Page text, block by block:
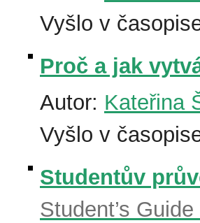
Vyšlo v
Proč a jak
Autor: Kateřina
Vyšlo v
Studentův
Student’s